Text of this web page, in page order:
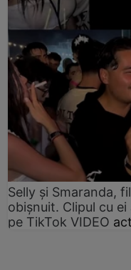
Selly și Smaranda,
obișnuit. Clipul cu
pe TikTok VIDEO